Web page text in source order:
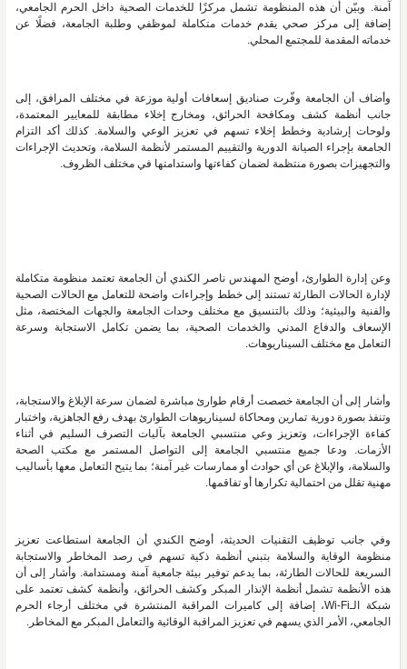
آمنة. وبيّن أن هذه المنظومة تشمل مركزًا للخدمات الصحية داخل الحرم الجامعي،
إضافة إلى مركز صحي يقدم خدمات متكاملة لموظفي وطلبة الجامعة، فضلًا عن
خدماته المقدمة للمجتمع المحلي.
وأضاف أن الجامعة وفّرت صناديق إسعافات أولية موزعة في مختلف المرافق، إلى
جانب أنظمة كشف ومكافحة الحرائق، ومخارج إخلاء مطابقة للمعايير المعتمدة،
ولوحات إرشادية وخطط إخلاء تسهم في تعزيز الوعي والسلامة. كذلك أكد التزام
الجامعة بإجراء الصيانة الدورية والتقييم المستمر لأنظمة السلامة، وتحديث الإجراءات
والتجهيزات بصورة منتظمة لضمان كفاءتها واستدامتها في مختلف الظروف.
وعن إدارة الطوارئ، أوضح المهندس ناصر الكندي أن الجامعة تعتمد منظومة متكاملة
لإدارة الحالات الطارئة تستند إلى خطط وإجراءات واضحة للتعامل مع الحالات الصحية
والفنية والبيئية؛ وذلك بالتنسيق مع مختلف وحدات الجامعة والجهات المختصة، مثل
الإسعاف والدفاع المدني والخدمات الصحية، بما يضمن تكامل الاستجابة وسرعة
التعامل مع مختلف السيناريوهات.
وأشار إلى أن الجامعة خصصت أرقام طوارئ مباشرة لضمان سرعة الإبلاغ والاستجابة،
وتنفذ بصورة دورية تمارين ومحاكاة لسيناريوهات الطوارئ بهدف رفع الجاهزية، واختبار
كفاءة الإجراءات، وتعزيز وعي منتسبي الجامعة بآليات التصرف السليم في أثناء
الأزمات. ودعا جميع منتسبي الجامعة إلى التواصل المستمر مع مكتب الصحة
والسلامة، والإبلاغ عن أي حوادث أو ممارسات غير آمنة؛ بما يتيح التعامل معها بأساليب
مهنية تقلل من احتمالية تكرارها أو تفاقمها.
وفي جانب توظيف التقنيات الحديثة، أوضح الكندي أن الجامعة استطاعت تعزيز
منظومة الوقاية والسلامة بتبني أنظمة ذكية تسهم في رصد المخاطر والاستجابة
السريعة للحالات الطارئة، بما يدعم توفير بيئة جامعية آمنة ومستدامة. وأشار إلى أن
هذه الأنظمة تشمل أنظمة الإنذار المبكر وكشف الحرائق، وأنظمة كشف تعتمد على
شبكة الـWi-Fi، إضافة إلى كاميرات المراقبة المنتشرة في مختلف أرجاء الحرم
الجامعي، الأمر الذي يسهم في تعزيز المراقبة الوقائية والتعامل المبكر مع المخاطر.